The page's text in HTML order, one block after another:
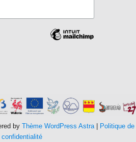
by Thème WordPress Astra|
Politique de
confidentialité